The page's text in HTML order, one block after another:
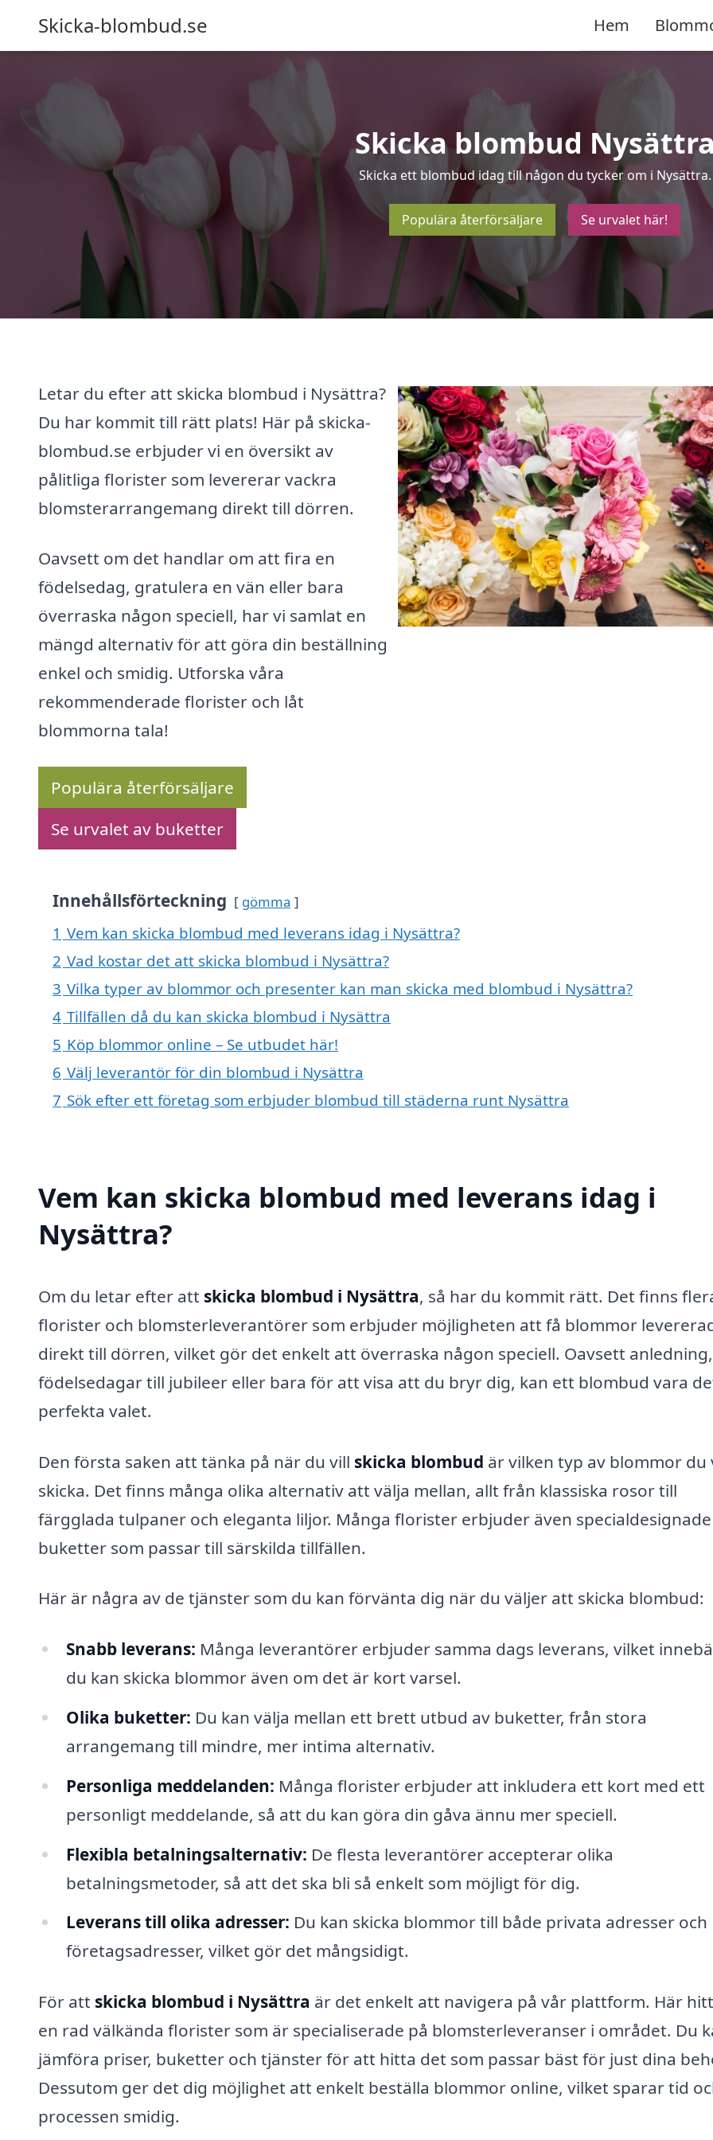
Skicka-blombud.se Hem
Skicka blombud
Skicka ett blombud idag till någon du tycker om i Nysättra.
Populära återförsäljare Se urvalet här!
Letar du efter att skicka blombud i Nysättra?
Du har kommit till rätt plats! Här på skicka-
blombud.se erbjuder vi en översikt av
pålitliga florister som levererar vackra
blomsterarrangemang direkt till dörren.
Oavsett om det handlar om att fira en
födelsedag, gratulera en vän eller bara
överraska någon speciell, har vi samlat en
mängd alternativ för att göra din beställning
enkel och smidig. Utforska våra
rekommenderade florister och låt
blommorna tala!
Populära återförsäljare
Se urvalet av buketter
Innehållsförteckning gömma
1 Vem kan skicka blombud med leverans idag i Nysättra?
2 Vad kostar det att skicka blombud i Nysättra?
3 Vilka typer av blommor och presenter kan man skicka med blombud i Nysättra?
4 Tillfällen då du kan skicka blombud i Nysättra
5 Köp blommor online – Se utbudet här!
6 Välj leverantör för din blombud i Nysättra
7 Sök efter ett företag som erbjuder blombud till städerna runt Nysättra
Vem kan skicka blombud med leverans idag i
Nysättra?
Om du letar efter att skicka blombud i Nysättra, så har du kommit rätt. Det finns
florister och blomsterleverantörer som erbjuder möjligheten att få blommor
direkt till dörren, vilket gör det enkelt att överraska någon speciell. Oavsett
födelsedagar till jubileer eller bara för att visa att du bryr dig, kan ett blombud vara
perfekta valet.
Den första saken att tänka på när du vill skicka blombud är vilken typ av blommor du
skicka. Det finns många olika alternativ att välja mellan, allt från klassiska rosor till
färgglada tulpaner och eleganta liljor. Många florister erbjuder även specialdesignade
buketter som passar till särskilda tillfällen.
Här är några av de tjänster som du kan förvänta dig när du väljer att skicka blombud:
Snabb leverans: Många leverantörer erbjuder samma dags leverans, vilket
du kan skicka blommor även om det är kort varsel.
Olika buketter: Du kan välja mellan ett brett utbud av buketter, från stora
arrangemang till mindre, mer intima alternativ.
Personliga meddelanden: Många florister erbjuder att inkludera ett kort med ett
personligt meddelande, så att du kan göra din gåva ännu mer speciell.
Flexibla betalningsalternativ: De flesta leverantörer accepterar olika
betalningsmetoder, så att det ska bli så enkelt som möjligt för dig.
Leverans till olika adresser: Du kan skicka blommor till både privata adresser och
företagsadresser, vilket gör det mångsidigt.
För att skicka blombud i Nysättra är det enkelt att navigera på vår plattform. Här
en rad välkända florister som är specialiserade på blomsterleveranser i området. Du
jämföra priser, buketter och tjänster för att hitta det som passar bäst för just dina
Dessutom ger det dig möjlighet att enkelt beställa blommor online, vilket sparar tid
processen smidig.